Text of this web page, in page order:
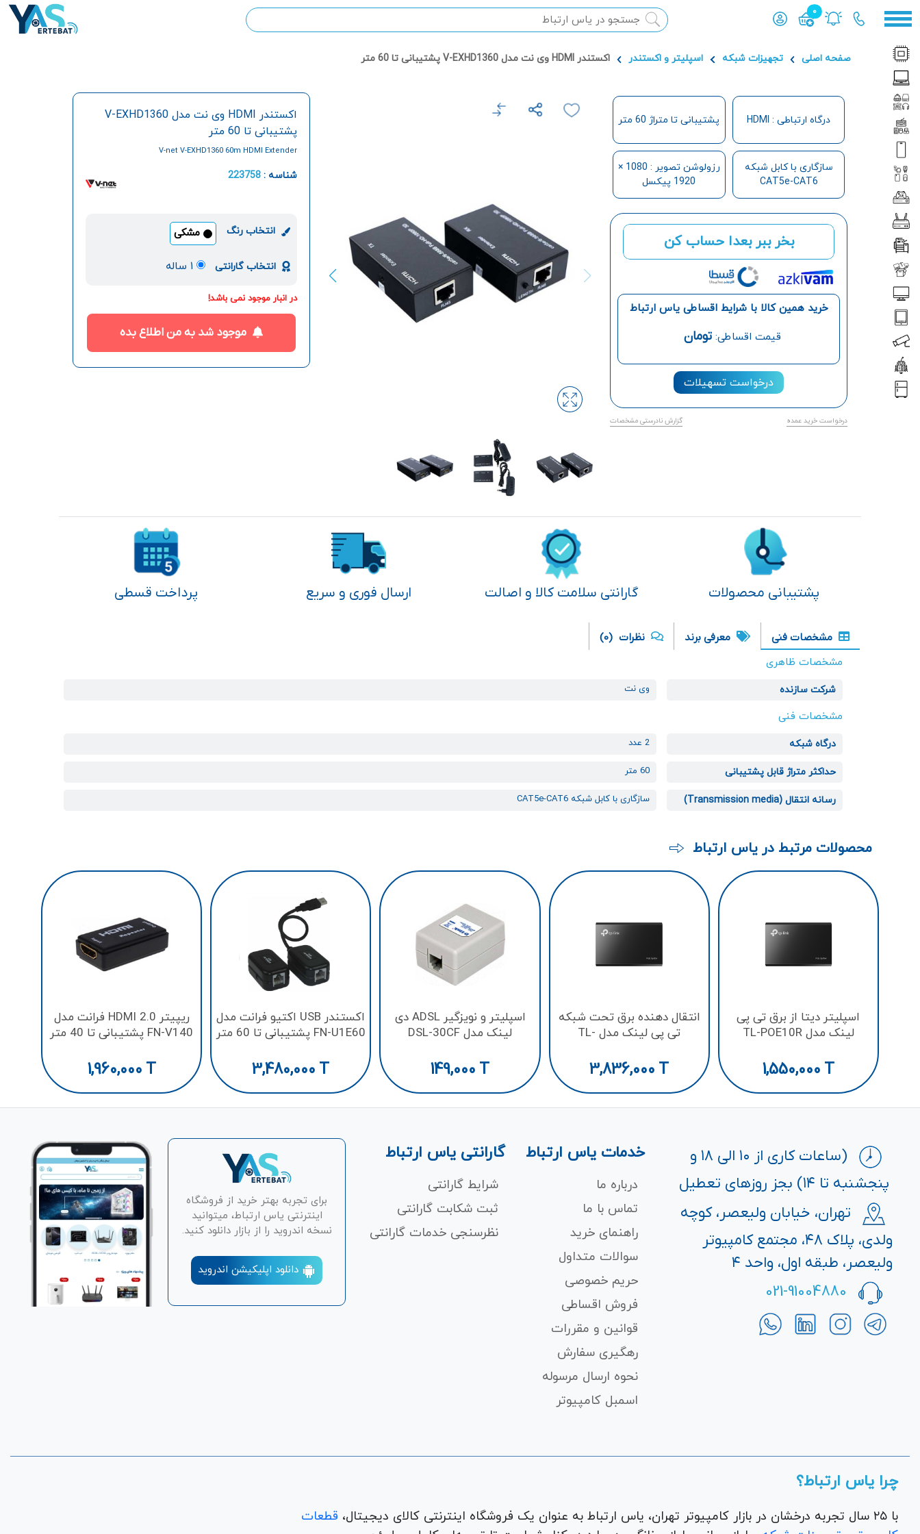
0
محصول افزوده شده به سبد
صفحه اصلی تجهیزات شبکه اسپلیتر و اکستندر اکستندر HDMI وی نت مدل V-EXHD1360 پشتیبانی تا 60 متر
درگاه ارتباطی : HDMI پشتیبانی تا متراژ 60 متر
سازگاری با کابل شبکه
CAT5e-CAT6
رزولوشن تصویر : 1080 ×
1920 پیکسل
بخر ببر بعدا حساب کن
خرید همین کالا با شرایط اقساطی یاس ارتباط
قیمت اقساطی:تومان
درخواست تسهیلات
درخواست خرید عمده گزارش نادرستی مشخصات
اکستندر HDMI وی نت مدل V-EXHD1360
پشتیبانی تا 60 متر
V-net V-EXHD1360 60m HDMI Extender
شناسه :223758
انتخاب رنگ مشکی
انتخاب گارانتی ۱ ساله
در انبار موجود نمی باشد!
موجود شد به من اطلاع بده
پشتیبانی محصولات گارانتی سلامت کالا و اصالت ارسال فوری و سریع پرداخت قسطی
مشخصات فنی معرفی برند نظرات (0)
مشخصات ظاهری
شرکت سازنده وی نت
مشخصات فنی
درگاه شبکه 2 عدد
حداکثر متراژ قابل پشتیبانی 60 متر
رسانه انتقال (Transmission media) سازگاری با کابل شبکه CAT5e-CAT6
محصولات مرتبط در یاس ارتباط
اسپلیتر دیتا از برق تی‌ پی
لینک مدل TL-POE10R
1,550,000 T
انتقال دهنده برق تحت شبکه
تی‌ پی لینک مدل TL-
3,836,000 T
اسپلیتر و نویزگیر ADSL دی
لینک مدل DSL-30CF
149,000 T
اکستندر USB اکتیو فرانت مدل
FN-U1E60 پشتیبانی تا 60 متر
3,480,000 T
ریپیتر HDMI 2.0 فرانت مدل
FN-V140 پشتیبانی تا 40 متر
1,960,000 T
(ساعات کاری از ۱۰ الی ۱۸ و
پنجشنبه تا ۱۴) بجز روزهای تعطیل
تهران، خیابان ولیعصر، کوچه
ولدی، پلاک ۴۸، مجتمع کامپیوتر
ولیعصر، طبقه اول، واحد ۴
021-91004880
خدمات یاس ارتباط
درباره ما
تماس با ما
راهنمای خرید
سوالات متداول
حریم خصوصی
فروش اقساطی
قوانین و مقررات
رهگیری سفارش
نحوه ارسال مرسوله
اسمبل کامپیوتر
گارانتی یاس ارتباط
شرایط گارانتی
ثبت شکابت‌ گارانتی
نظرسنجی خدمات گارانتی
برای تجربه بهتر خرید از فروشگاه
اینترنتی یاس ارتباط، میتوانید
نسخه اندروید را از بازار دانلود کنید.
دانلود اپلیکیشن اندروید
چرا یاس ارتباط؟
با ۲۵ سال تجربه درخشان در بازار کامپیوتر تهران، یاس ارتباط به عنوان یک فروشگاه اینترنتی کالای دیجیتال،
قطعات